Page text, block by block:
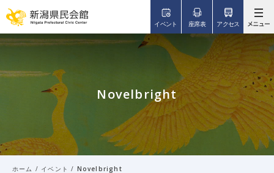
イベント 座席表 アクセス
Novelbright
ホーム / イベント / Novelbright